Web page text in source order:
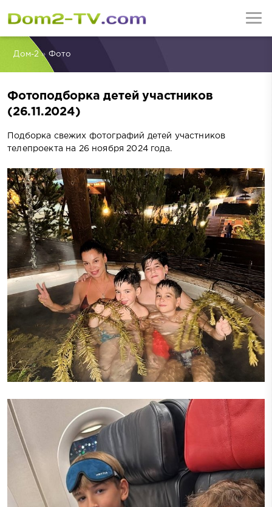
Дом-2» Фото
Фотоподборка детей участников
(26.11.2024)
Подборка свежих фотографий детей участников
телепроекта на 26 ноября 2024 года.